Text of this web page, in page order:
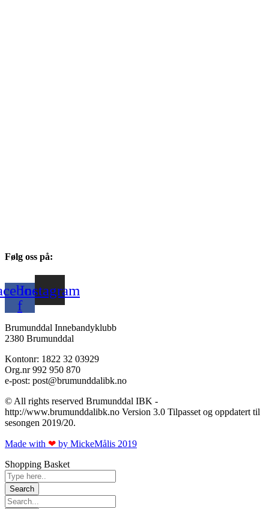
Følg oss på:
f
Instagram
Brumunddal Innebandyklubb
2380 Brumunddal
Kontonr: 1822 32 03929
Org.nr 992 950 870
e-post: post@brumunddalibk.no
© All rights reserved Brumunddal IBK -
http://www.brumunddalibk.no Version 3.0 Tilpasset og oppdatert til
sesongen 2019/20.
Made with ❤ by MickeMålis 2019​​
Shopping Basket